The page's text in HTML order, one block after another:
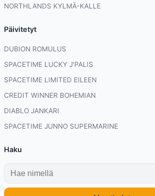
NORTHLANDS KYLMÄ-KALLE
Päivitetyt
DUBION ROMULUS
SPACETIME LUCKY J'PALIS
SPACETIME LIMITED EILEEN
CREDIT WINNER BOHEMIAN
DIABLO JANKARI
SPACETIME JUNNO SUPERMARINE
Haku